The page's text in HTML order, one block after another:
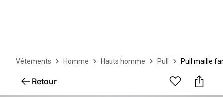
Vêtements Homme Hauts homme Pull Pull maille
Retour